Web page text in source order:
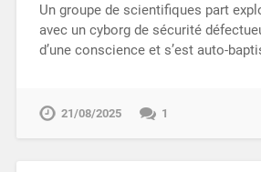
Un groupe de scientifiques part
avec un cyborg de sécurité
d’une conscience et s’est auto-
21/08/2025 1